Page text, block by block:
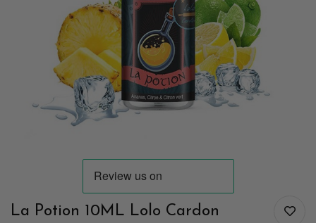
La Potion 10ML Lolo Cardon